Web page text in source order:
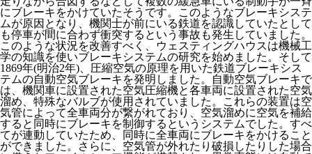
にブレーキをかけていたそうです。このようなブレーキシステ
ムが原因となり、機関士が前にいる鉄道を認識していたとして
も停車が間に合わず衝突するという事故も発生していました。
このような状況を改善すべく、ウェスティングハウスは機械工
学の知識を使いブレーキシステムの研究を始めました。そして
1869年(明治2年)、圧縮空気の原理を用いた鉄道ブレーキシス
テムの自動空気ブレーキを発明しました。自動空気ブレーキで
は、機関車に設置された空気圧縮機と各車両に設置された空気
溜め、特殊なバルブが使用されていました。これらの装置は空
気管によって全車両分が繋がれており、空気溜めに空気を補給
すると同時にブレーキを制御するというシステムでした。すべ
てが連動していたため、同時に全車両にブレーキをかけること
ができました。さらに、空気管が外れたり破損したりした場合